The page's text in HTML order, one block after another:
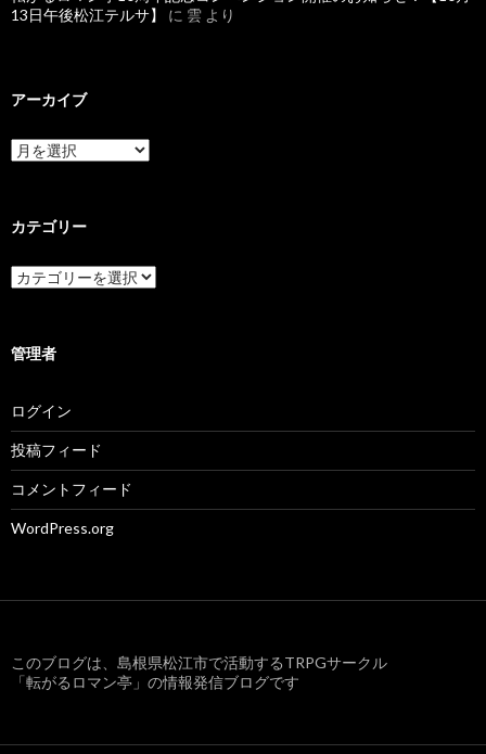
13日午後松江テルサ】
に 雲 より
アーカイブ
ア
ー
ブ
カテゴリー
カ
テ
ー
管理者
ログイン
投稿フィード
コメントフィード
WordPress.org
このブログは、島根県松江市で活動するTRPGサークル
「転がるロマン亭」の情報発信ブログです